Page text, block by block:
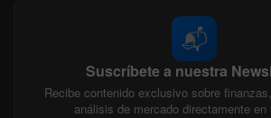
📬
Suscríbete a nuestra
Recibe contenido exclusivo sobre
análisis de mercado directamente en